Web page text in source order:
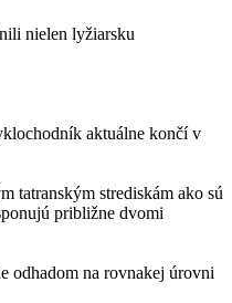
nielen lyžiarsku
aktuálne končí v
tatranským strediskám ako sú
približne dvomi
odhadom na rovnakej úrovni